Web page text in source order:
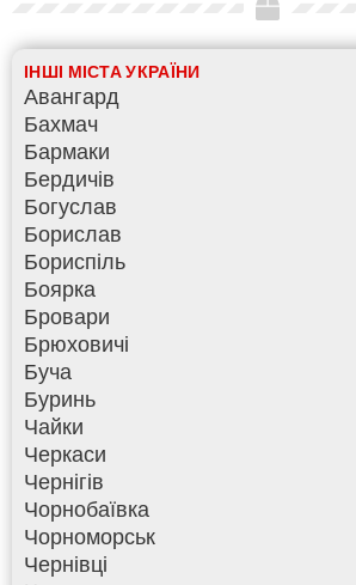
ІНШІ МІСТА УКРАЇНИ
Авангард
Бахмач
Бармаки
Бердичів
Богуслав
Борислав
Бориспіль
Боярка
Бровари
Брюховичі
Буча
Буринь
Чайки
Черкаси
Чернігів
Чорнобаївка
Чорноморськ
Чернівці